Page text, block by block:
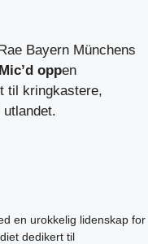
Bayern Münchens
Mic’d oppen
til kringkastere,
en urokkelig lidenskap for
dedikert til